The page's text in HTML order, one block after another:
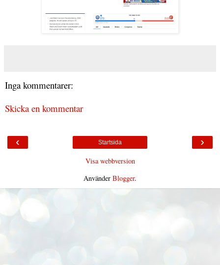
Inga kommentarer:
Skicka en kommentar
‹ ›
Startsida
Visa webbversion
Använder Blogger.